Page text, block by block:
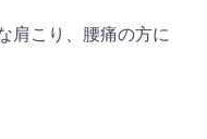
肩こり、腰痛の方に